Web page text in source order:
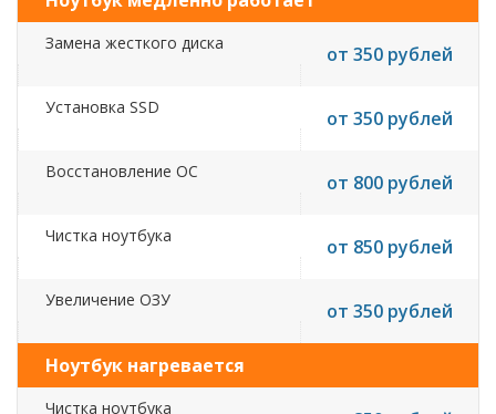
Замена жесткого диска от 350 рублей
Установка SSD от 350 рублей
Восстановление ОС от 800 рублей
Чистка ноутбука от 850 рублей
Увеличение ОЗУ от 350 рублей
Ноутбук нагревается
Чистка ноутбука